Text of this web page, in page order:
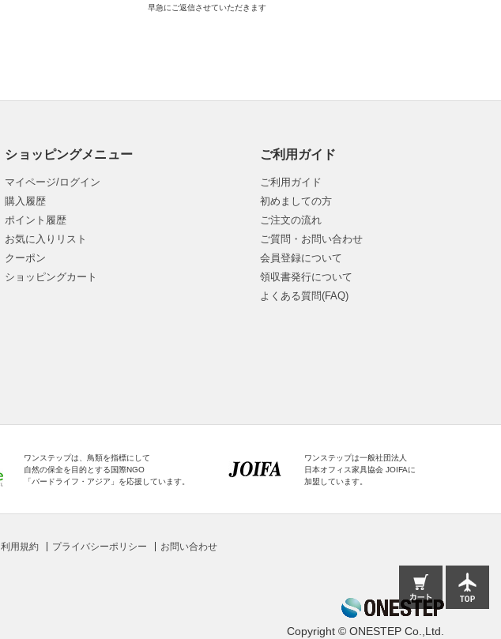
早急にご返信させていただきます
ショッピングメニュー
マイページ/ログイン
購入履歴
ポイント履歴
お気に入りリスト
クーポン
ショッピングカート
ご利用ガイド
ご利用ガイド
初めましての方
ご注文の流れ
ご質問・お問い合わせ
会員登録について
領収書発行について
よくある質問(FAQ)
ワンステップは、鳥類を指標にして
自然の保全を目的とする国際NGO
「バードライフ・アジア」を応援しています。
ワンステップは一般社団法人
日本オフィス家具協会 JOIFAに
加盟しています。
利用規約 プライバシーポリシー お問い合わせ
Copyright © ONESTEP Co.,Ltd.